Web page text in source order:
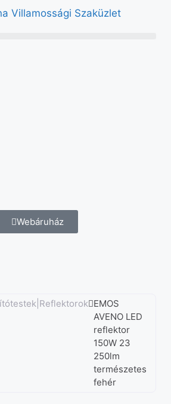
Villamossági Szaküzlet
Webáruház
EMOS
AVENO LED
reflektor
150W 23
250lm
természetes
fehér